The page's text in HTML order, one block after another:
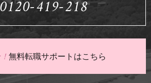
0120-419-218
無料転職サポートはこちら